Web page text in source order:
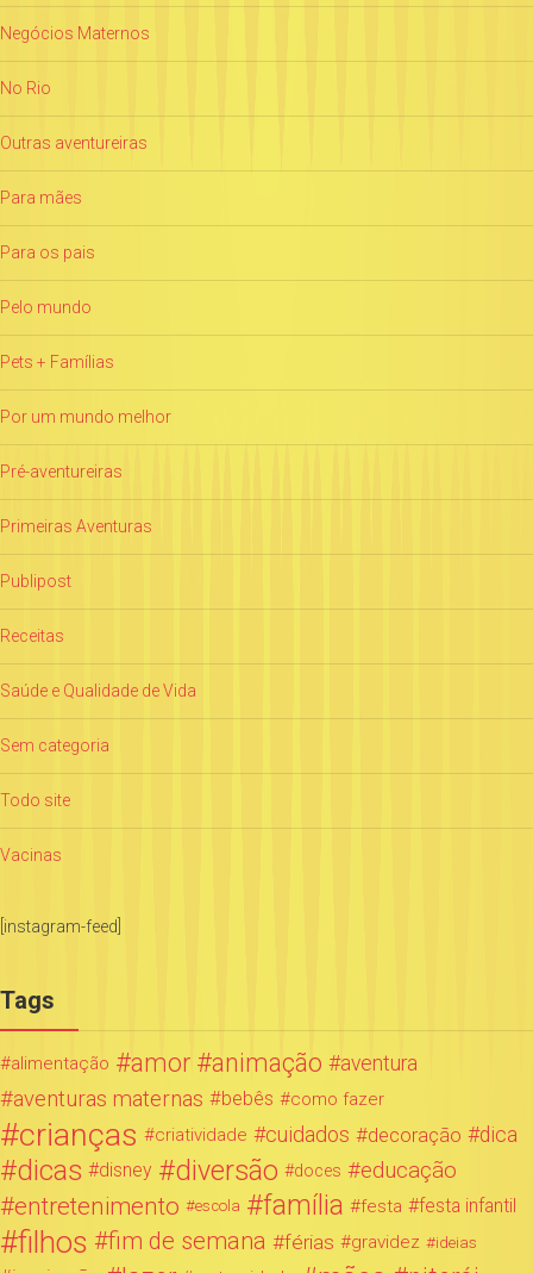
Negócios Maternos
No Rio
Outras aventureiras
Para mães
Para os pais
Pelo mundo
Pets + Famílias
Por um mundo melhor
Pré-aventureiras
Primeiras Aventuras
Publipost
Receitas
Saúde e Qualidade de Vida
Sem categoria
Todo site
Vacinas
[instagram-feed]
Tags
alimentação amor animação aventura
aventuras maternas bebês como fazer
crianças criatividade cuidados decoração dica
dicas disney diversão doces educação
entretenimento escola família festa festa infantil
filhos fim de semana férias gravidez ideias